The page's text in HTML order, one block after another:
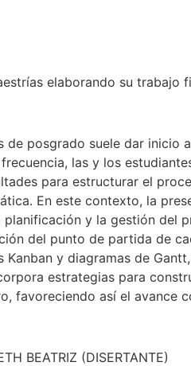
elaborando su trabajo
de posgrado suele dar
las y los
para estructurar el
En este contexto, la
y la gestión del
del punto de partida de
y diagramas de
estrategias para
favoreciendo así el avance
BEATRIZ (DISERTANTE)